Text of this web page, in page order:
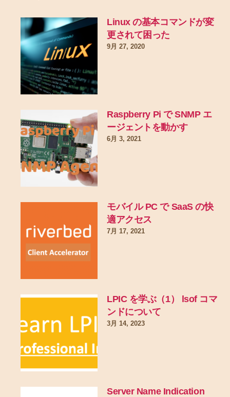
Linux の基本コマンドが変
更されて困った
9月 27, 2020
Raspberry Pi で SNMP エ
ージェントを動かす
6月 3, 2021
モバイル PC で SaaS の快
適アクセス
7月 17, 2021
LPIC を学ぶ（1） lsof コマ
ンドについて
3月 14, 2023
Server Name Indication